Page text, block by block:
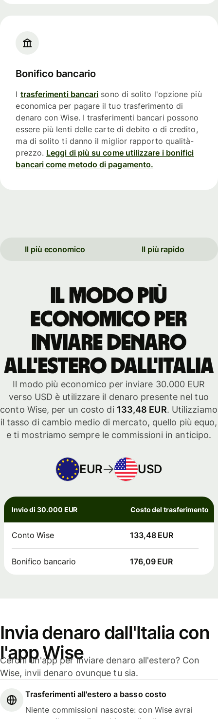
Bonifico bancario
I trasferimenti bancari sono di solito l'opzione più
economica per pagare il tuo trasferimento di
denaro con Wise. I trasferimenti bancari possono
essere più lenti delle carte di debito o di credito,
ma di solito ti danno il miglior rapporto qualità-
prezzo. Leggi di più su come utilizzare i bonifici
bancari come metodo di pagamento.
Il più economico Il più rapido
Il modo più
economico per
inviare denaro
all'estero dall'Italia
Il modo più economico per inviare 30.000 EUR
verso USD è utilizzare il denaro presente nel tuo
conto Wise, per un costo di 133,48 EUR. Utilizziamo
il tasso di cambio medio di mercato, quello più equo,
e ti mostriamo sempre le commissioni in anticipo.
EUR USD
Invio di 30.000 EUR Costo del trasferimento
Conto Wise 133,48 EUR
Bonifico bancario 176,09 EUR
Invia denaro dall'Italia con
l'app Wise
Cerchi un'app per inviare denaro all'estero? Con
Wise, invii denaro ovunque tu sia.
Trasferimenti all'estero a basso costo
Niente commissioni nascoste: con Wise avrai